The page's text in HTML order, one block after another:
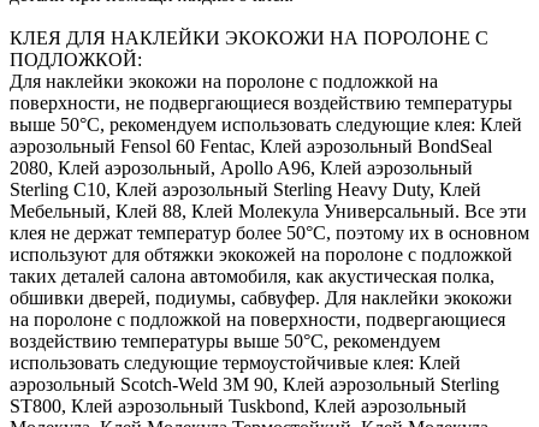
КЛЕЯ ДЛЯ НАКЛЕЙКИ ЭКОКОЖИ НА ПОРОЛОНЕ С
ПОДЛОЖКОЙ:
Для наклейки экокожи на поролоне с подложкой на
поверхности, не подвергающиеся воздействию температуры
выше 50°С, рекомендуем использовать следующие клея: Клей
аэрозольный Fensol 60 Fentac, Клей аэрозольный BondSeal
2080, Клей аэрозольный, Apollo A96, Клей аэрозольный
Sterling C10, Клей аэрозольный Sterling Heavy Duty, Клей
Мебельный, Клей 88, Клей Молекула Универсальный. Все эти
клея не держат температур более 50°С, поэтому их в основном
используют для обтяжки экокожей на поролоне с подложкой
таких деталей салона автомобиля, как акустическая полка,
обшивки дверей, подиумы, сабвуфер. Для наклейки экокожи
на поролоне с подложкой на поверхности, подвергающиеся
воздействию температуры выше 50°С, рекомендуем
использовать следующие термоустойчивые клея: Клей
аэрозольный Scotch-Weld 3M 90, Клей аэрозольный Sterling
ST800, Клей аэрозольный Tuskbond, Клей аэрозольный